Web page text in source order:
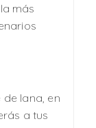
más
lana, en
a tus